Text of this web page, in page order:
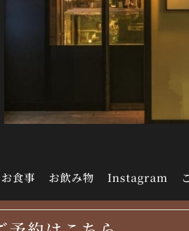
お食事 お飲み物 Instagram
©株式会社 FLV